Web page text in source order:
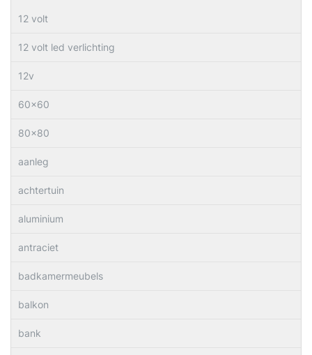
12 volt
12 volt led verlichting
12v
60×60
80×80
aanleg
achtertuin
aluminium
antraciet
badkamermeubels
balkon
bank